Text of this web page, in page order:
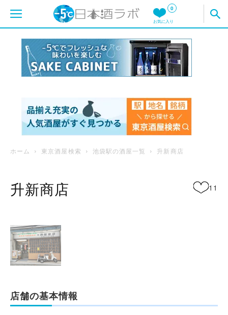
0
お気に入り
ホーム 東京酒屋検索 池袋駅の酒屋一覧 升新商店
升新商店 11
店舗の基本情報